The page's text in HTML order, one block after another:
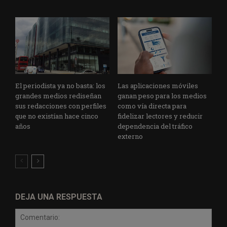
El periodista ya no basta: los
grandes medios rediseñan
sus redacciones con perfiles
que no existían hace cinco
años
Las aplicaciones móviles
ganan peso para los medios
como vía directa para
fidelizar lectores y reducir
dependencia del tráfico
externo
DEJA UNA RESPUESTA